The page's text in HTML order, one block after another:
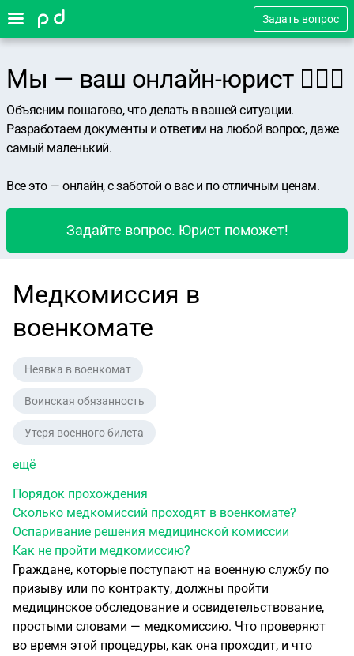
Задать вопрос
Мы — ваш онлайн-юрист 👨🏻‍⚖️
Объясним пошагово, что делать в вашей ситуации.
Разработаем документы и ответим на любой вопрос, даже
самый маленький.
Все это — онлайн, с заботой о вас и по отличным ценам.
Задайте вопрос. Юрист поможет!
Медкомиссия в
военкомате
Неявка в военкомат
Воинская обязанность
Утеря военного билета
ещё
Порядок прохождения
Сколько медкомиссий проходят в военкомате?
Оспаривание решения медицинской комиссии
Как не пройти медкомиссию?
Граждане, которые поступают на военную службу по
призыву или по контракту, должны пройти
медицинское обследование и освидетельствование,
простыми словами — медкомиссию. Что проверяют
во время этой процедуры, как она проходит, и что